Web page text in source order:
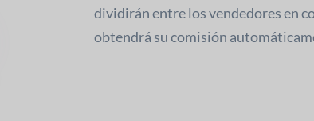
dividirán entre los vendedores en
obtendrá su comisión